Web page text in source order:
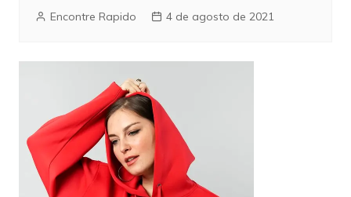
Encontre Rapido 4 de agosto de 2021